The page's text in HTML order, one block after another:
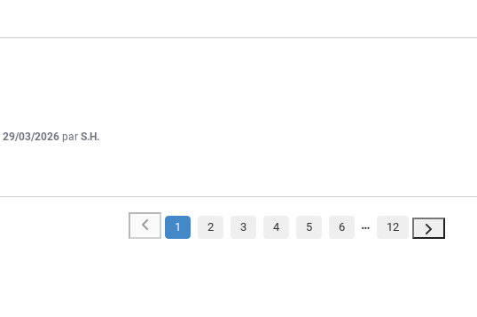
29/03/2026 par S.H.
1 2 3 4 5 6 12